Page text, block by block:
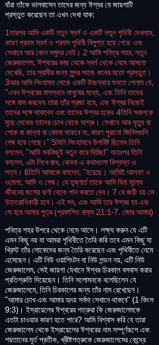
যাঁরা তাঁকে ভালবাসেন তাদের জন্য ঈশ্বর যে জায়গাটি
প্রস্তুত করেছেন তা এখন দেখা যাক:
1তারপর আমি একটি নতুন স্বর্গ ও একটি নতুন পৃথিবী দেখলাম,
কারণ প্রথম স্বর্গ ও প্রথম পৃথিবী বিলুপ্ত হয়ে গেছে এবং
সেখানে আর কোন সমুদ্র নেই। 2 আমি পবিত্র শহর, নতুন
জেরুজালেম, ঈশ্বরের কাছ থেকে স্বর্গ থেকে নেমে আসতে
দেখেছি, তার স্বামীর জন্য সুন্দর সাজে কনের মতো প্রস্তুত।
3আর আমি সিংহাসন থেকে একটি উচ্চস্বরে শুনতে পেলাম যে,
"এখন ঈশ্বরের বাসস্থান মানুষের মধ্যে, এবং তিনি তাদের
সঙ্গে বাস করবেন৷ তারা তাঁর প্রজা হবে, এবং ঈশ্বর নিজেই
তাদের সঙ্গে থাকবেন এবং তাদের ঈশ্বর হবেন৷ 4তিনি সকলকে
মুছে দেবেন৷ তাদের চোখ থেকে অশ্রু। সেখানে আর মৃত্যু বা
শোক বা কান্না বা বেদনা থাকবে না, কারণ পুরানো জিনিসগুলি
শেষ হয়ে গেছে।" 5যিনি সিংহাসনে উপবিষ্ট ছিলেন তিনি
বললেন, "আমি সবকিছুই নতুন করে দিচ্ছি!" অতঃপর তিনি
বললেন, এটা লিখে রাখ, কেননা এ কথাগুলো বিশ্বস্ত ও
সত্য। 6তিনি আমাকে বললেন, "হয়েছে। আমিই আলফা ও
ওমেগা, আদি ও শেষ। যে তৃষ্ণার্ত তাকে আমি বিনা মূল্যে
জীবনের জলের ঝর্ণা থেকে পান করতে দেব। 7 যে জয়ী হয় সে
উত্তরাধিকারী হবে। এই সব, এবং আমি তার ঈশ্বর হব এবং
সে হবে আমার পুত্র (প্রকাশিত বাক্য 21:1-7. জোর আমার)
পবিত্র শহর উপরে থেকে নেমে আসে। লক্ষ্য করুন যে এটি
এমন কিছু নয় যা আমরা পৃথিবীতে তৈরি করি তবে এমন কিছু যা
খ্রিস্ট তাঁর লোকেদের জন্য তৈরি করেছেন এবং পৃথিবীতে নেমে
এসেছেন। এটি নিউ ওয়াশিংটন বা নিউ লন্ডন নয়, এটি নিউ
জেরুজালেম, সেই জায়গা যেখানে ঈশ্বর চিরকাল বসবাস করার
প্রতিশ্রুতি দিয়েছেন। তিনি সলোমনকে বলেছিলেন যে
জেরুজালেমে, তিনি চিরকালের জন্য তাঁর নাম রেখেছেন।
"আমার চোখ এবং আমার হৃদয় সর্বদা সেখানে থাকবে" (1 কিংস
9:3)। ইস্রায়েলের ঈশ্বরের শত্রুরা কি জেরুজালেমকে
এতটা চাওয়ার কারণ হতে পারে? আমি বিশ্বাস করি যে তারা
জেরুজালেম থেকে ইস্রায়েলের ঈশ্বরের নাম সম্পূর্ণরূপে এবং
শয়তানের মূর্ত প্রতীক, খ্রীষ্টশত্রুকে জেরুজালেমের কেন্দ্রে